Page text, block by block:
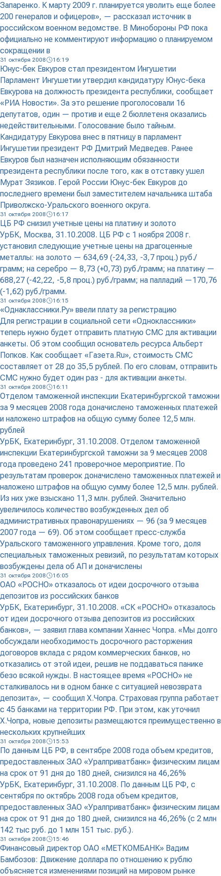
Запаренко. К марту 2009 г. планируется уволить еще более
200 генералов и офицеров», — рассказал источник в
российском военном ведомстве. В Минобороны РФ пока
официально не комментируют информацию о планируемом
сокращении в
31 октября 2008 16:19
Юнус-бек Евкуров стал президентом Ингушетии
Парламент Ингушетии утвердил кандидатуру Юнус-бека
Евкурова на должность президента республики, сообщает
«РИА Новости». За это решение проголосовали 16
депутатов, один — против и еще 2 бюллетеня оказались
недействительными. Голосование было тайным.
Кандидатуру Евкурова внес в пятницу в парламент
Ингушетии президент РФ Дмитрий Медведев. Ранее
Евкуров был назначен исполняющим обязанности
президента республики после того, как в отставку ушел
Мурат Зязиков. Герой России Юнус-бек Евкуров до
последнего времени был заместителем начальника штаба
Приволжско-Уральского военного округа.
31 октября 2008 16:17
ЦБ РФ снизил учетные цены на платину и золото
УрБК, Москва, 31.10.2008. ЦБ РФ с 1 ноября 2008 г.
установил следующие учетные цены на драгоценные
металлы: на золото — 634,69 (-24,33, -3,7 проц.) руб./
грамм; на серебро — 8,73 (+0,73) руб./грамм; на платину —
688,27 (-42,22, -5,8 проц.) руб./грамм; на палладий —170,76
(-1,62) руб./грамм.
31 октября 2008 16:15
«Однаклассники.Ру» ввели плату за регистрацию
Для регистрации в социальной сети «Одноклассники»
теперь нужно будет отправить платную СМС для активации
анкеты. Об этом сообщил основатель ресурса Альберт
Попков. Как сообщает «Газета.Ru», стоимость СМС
составляет от 28 до 35,5 рублей. По его словам, отправить
СМС нужно будет один раз - для активации анкеты.
31 октября 2008 16:11
Отделом таможенной инспекции Екатеринбургской таможни
за 9 месяцев 2008 года доначислено таможенных платежей
и наложено штрафов на общую сумму более 12,5 млн.
рублей
УрБК, Екатеринбург, 31.10.2008. Отделом таможенной
инспекции Екатеринбургской таможни за 9 месяцев 2008
года проведено 241 проверочное мероприятие. По
результатам проверок доначислено таможенных платежей и
наложено штрафов на общую сумму более 12,5 млн. рублей.
Из них уже взыскано 11,3 млн. рублей. Значительно
увеличилось количество возбужденных дел об
административных правонарушениях — 96 (за 9 месяцев
2007 года — 69). Об этом сообщает пресс-служба
Уральского таможенного управления. Кроме того, доля
специальных таможенных ревизий, по результатам которых
возбуждены дела об АП и доначислены
31 октября 2008 16:05
ОАО «РОСНО» отказалось от идеи досрочного отзыва
депозитов из российских банков
УрБК, Екатеринбург, 31.10.2008. «СК «РОСНО» отказалось
от идеи досрочного отзыва депозитов из российских
банков», — заявил глава компании Ханнес Чопра. «Мы долго
обсуждали необходимость досрочного расторжения
договоров вклада с рядом коммерческих банков, но
отказались от этой идеи, решив не поддаваться панике
безо всякой нужды. В настоящее время «РОСНО» не
сталкивалось ни в одном банке с ситуацией невозврата
депозита», — сообщил Х.Чопра. Страховая группа работает
с 45 банками на территории РФ. При этом, как уточнил
Х.Чопра, новые депозиты размещаются преимущественно в
нескольких крупнейших
31 октября 2008 15:53
По данным ЦБ РФ, в сентябре 2008 года объем кредитов,
предоставленных ЗАО «Уралприватбанк» физическим лицам
на срок от 91 дня до 180 дней, снизился на 46,26%
УрБК, Екатеринбург, 31.10.2008. По данным ЦБ РФ, с
сентября по октябрь 2008 года объем кредитов,
предоставленных ЗАО «Уралприватбанк» физическим лицам
на срок от 91 дня до 180 дней, снизился на 46,26% (с 2 млн
142 тыс руб. до 1 млн 151 тыс. руб.).
31 октября 2008 15:46
Финансовый директор ОАО «МЕТКОМБАНК» Вадим
Бамбозов: Движение доллара по отношению к рублю
объясняется изменениями позиций на мировом рынке